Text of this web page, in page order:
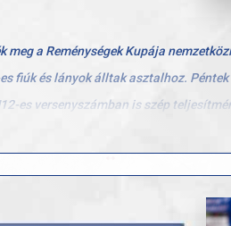
meg a Reménységek Kupája
fiúk és lányok álltak asztalhoz.
es versenyszámban is szép
utolsó napján, a győri Club
csapata lett.